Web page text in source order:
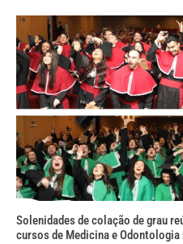
Solenidades de colação de grau
cursos de Medicina e Odontologia